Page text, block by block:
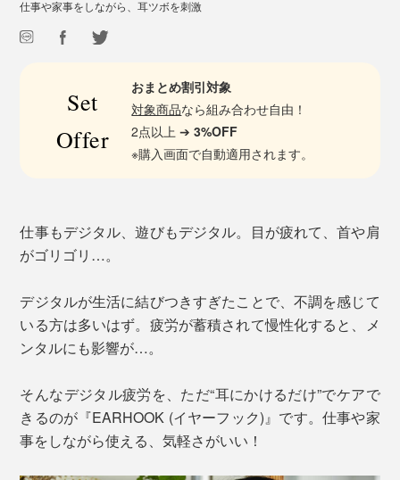
仕事や家事をしながら、耳ツボを刺激
Set
Offer
おまとめ割引対象
対象商品なら組み合わせ自由！
2点以上 ➔3%OFF
※購入画面で自動適用されます。
仕事もデジタル、遊びもデジタル。目が疲れて、首や肩
がゴリゴリ…。
デジタルが生活に結びつきすぎたことで、不調を感じて
いる方は多いはず。疲労が蓄積されて慢性化すると、メ
ンタルにも影響が…。
そんなデジタル疲労を、ただ“耳にかけるだけ”でケアで
きるのが『EARHOOK (イヤーフック)』です。仕事や家
事をしながら使える、気軽さがいい！